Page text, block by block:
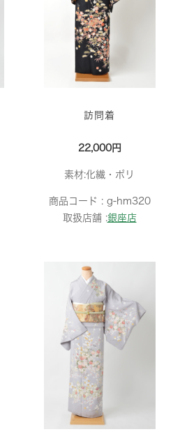
訪問着
22,000円
素材:化繊・ポリ
商品コード : g-hm320
取扱店舗 :銀座店